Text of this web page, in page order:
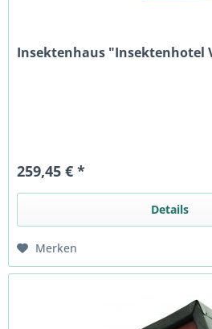
Insektenhaus "Insektenhotel
259,45 € *
Details
Merken